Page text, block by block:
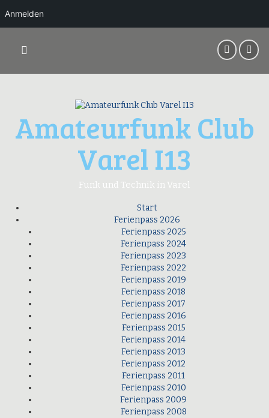
Inhalt
Amateurfunk Club
Varel I13
Funk und Technik in Varel
Start
Ferienpass 2026
Ferienpass 2025
Ferienpass 2024
Ferienpass 2023
Ferienpass 2022
Ferienpass 2019
Ferienpass 2018
Ferienpass 2017
Ferienpass 2016
Ferienpass 2015
Ferienpass 2014
Ferienpass 2013
Ferienpass 2012
Ferienpass 2011
Ferienpass 2010
Ferienpass 2009
Ferienpass 2008
Anmelden